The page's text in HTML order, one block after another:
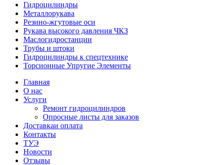
Гидроцилиндры
Металлорукава
Резино-жгутовые оси
Рукава высокого давления ЧКЗ
Маслогидростанции
Трубы и штоки
Гидроцилиндры к спецтехнике
Торсионные Упругие Элементы
Главная
О нас
Услуги
Ремонт гидроцилиндров
Опросные листы для заказов
Доставкаи оплата
Контакты
ТУЭ
Новости
Отзывы